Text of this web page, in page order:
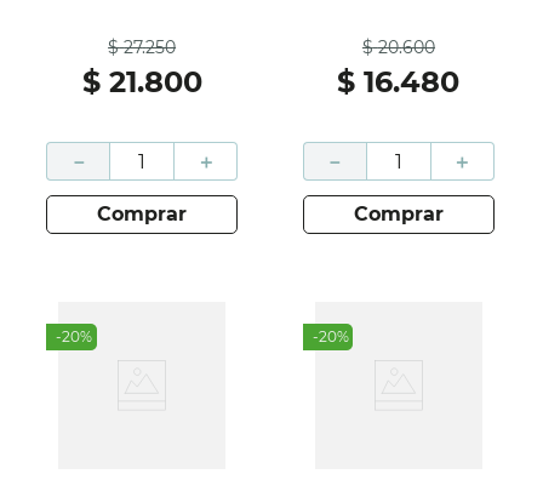
$ 27.250
$ 21.800
＋
－
comprar
$ 20.600
$ 16.480
＋
－
comprar
-20% -20%